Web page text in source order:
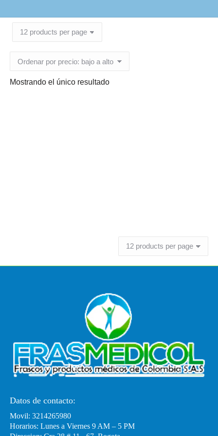
Mostrando el único resultado
Datos de contacto:
Movil: 3214265980
Horarios: Lunes a Viernes 9 AM – 5 PM